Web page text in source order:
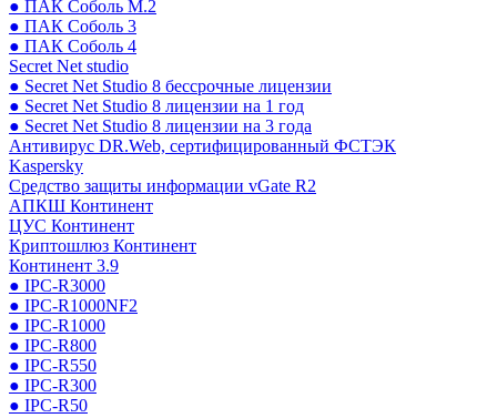
● ПАК Соболь М.2
● ПАК Соболь 3
● ПАК Соболь 4
Secret Net studio
● Secret Net Studio 8 бессрочные лицензии
● Secret Net Studio 8 лицензии на 1 год
● Secret Net Studio 8 лицензии на 3 года
Антивирус DR.Web, сертифицированный ФСТЭК
Kaspersky
Средство защиты информации vGate R2
АПКШ Континент
ЦУС Континент
Криптошлюз Континент
Континент 3.9
● IPC-R3000
● IPC-R1000NF2
● IPC-R1000
● IPC-R800
● IPC-R550
● IPC-R300
● IPC-R50